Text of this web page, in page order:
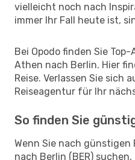
vielleicht noch nach
immer Ihr Fall heute ist,
Bei Opodo finden Sie
Athen nach Berlin. Hier
Reise. Verlassen Sie sich
Reiseagentur für Ihr
So finden Sie
Wenn Sie nach günstigen
nach Berlin (BER)